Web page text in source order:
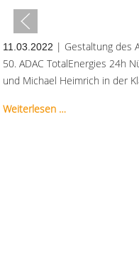
11.03.2022 | Gestaltung des
50. ADAC TotalEnergies 24h
und Michael Heimrich in der
Weiterlesen …